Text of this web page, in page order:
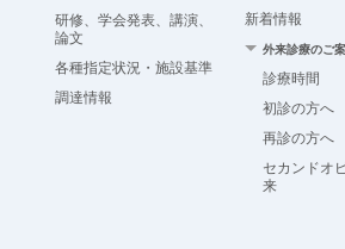
研修、学会発表、講演、
論文
各種指定状況・施設基準
調達情報
新着情報
外来診療のご
診療時間
初診の方へ
再診の方へ
セカンドオ
来